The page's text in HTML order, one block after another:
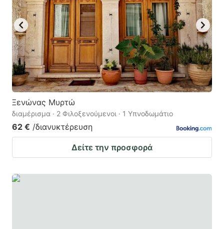
Ξενώνας Μυρτώ
διαμέρισμα · 2 Φιλοξενούμενοι · 1 Υπνοδωμάτιο
62 € /διανυκτέρευση
Δείτε την προσφορά